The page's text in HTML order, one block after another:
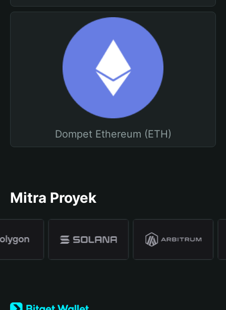
Dompet Ethereum (ETH)
Mitra Proyek